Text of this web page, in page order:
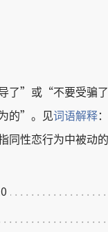
了” 或 “不要受骗了
的”。 见词语解释
同性恋行为中被动的